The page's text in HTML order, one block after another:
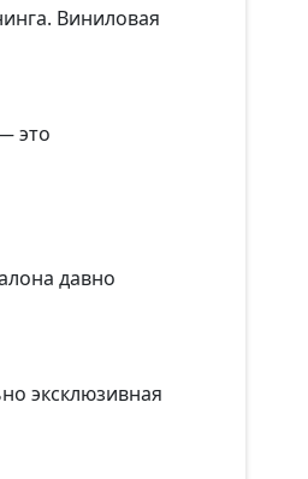
Виниловая
это
давно
эксклюзивная